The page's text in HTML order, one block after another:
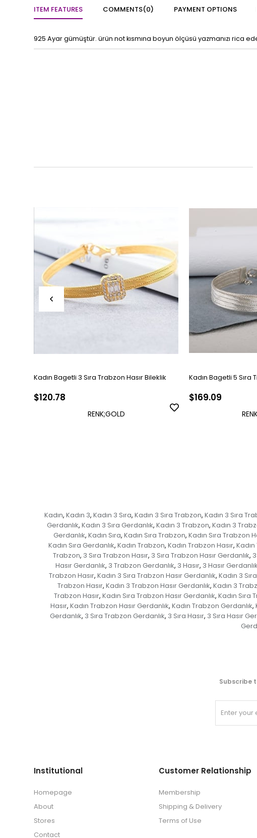
ITEM FEATURES COMMENTS(0) PAYMENT OPTIONS
925 Ayar gümüştür. ürün not kısmına boyun ölçüsü yazmanızı rica
Kadın Bagetli 3 Sıra Trabzon Hasır Bileklik
$120.78
RENK;GOLD
Kadın Bagetli 5 Sıra
$169.09
Kadın, Kadın 3, Kadın 3 Sıra, Kadın 3 Sıra Trabzon, Kadın 3 Sıra
Gerdanlık, Kadın 3 Sıra Gerdanlık, Kadın 3 Trabzon, Kadın 3
Gerdanlık, Kadın Sıra, Kadın Sıra Trabzon, Kadın Sıra Trabzon
Kadın Sıra Gerdanlık, Kadın Trabzon, Kadın Trabzon Hasır,
Trabzon, 3 Sıra Trabzon Hasır, 3 Sıra Trabzon Hasır Gerdanlık,
Hasır Gerdanlık, 3 Trabzon Gerdanlık, 3 Hasır, 3 Hasır Gerdanlık
Trabzon Hasır, Kadın 3 Sıra Trabzon Hasır Gerdanlık, Kadın 3
Trabzon Hasır, Kadın 3 Trabzon Hasır Gerdanlık, Kadın 3
Trabzon Hasır, Kadın Sıra Trabzon Hasır Gerdanlık, Kadın Sıra
Hasır, Kadın Trabzon Hasır Gerdanlık, Kadın Trabzon Gerdanlık,
Gerdanlık, 3 Sıra Trabzon Gerdanlık, 3 Sıra Hasır, 3 Sıra Hasır
Subscribe
Institutional
Homepage
About
Stores
Contact
Customer Relationship
Membership
Shipping & Delivery
Terms of Use